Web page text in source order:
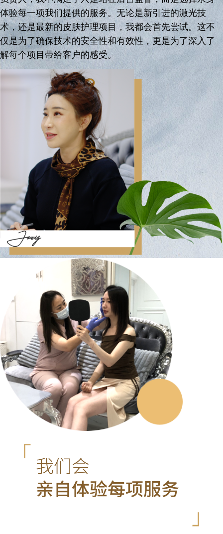
体验每一项我们提供的服务。无论是新引进的激光技
术，还是最新的皮肤护理项目，我都会首先尝试。这不
仅是为了确保技术的安全性和有效性，更是为了深入了
解每个项目带给客户的感受。